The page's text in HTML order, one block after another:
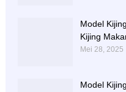
Model
Kijing
Mei 28, 2025
Model